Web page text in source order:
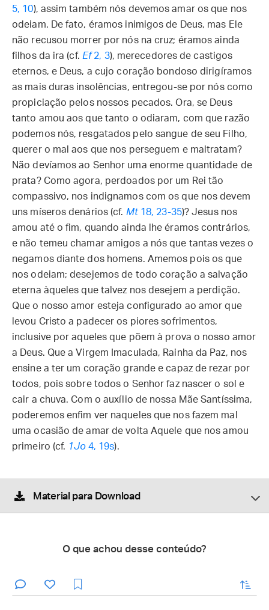
5, 10), assim também nós devemos amar os que nos
odeiam. De fato, éramos inimigos de Deus, mas Ele
não recusou morrer por nós na cruz; éramos ainda
filhos da ira (cf. Ef2, 3), merecedores de castigos
eternos, e Deus, a cujo coração bondoso dirigíramos
as mais duras insolências, entregou-se por nós como
propiciação pelos nossos pecados. Ora, se Deus
tanto amou aos que tanto o odiaram, com que razão
podemos nós, resgatados pelo sangue de seu Filho,
querer o mal aos que nos perseguem e maltratam?
Não devíamos ao Senhor uma enorme quantidade de
prata? Como agora, perdoados por um Rei tão
compassivo, nos indignamos com os que nos devem
uns míseros denários (cf. Mt18, 23-35)? Jesus nos
amou até o fim, quando ainda lhe éramos contrários,
e não temeu chamar amigos a nós que tantas vezes o
negamos diante dos homens. Amemos pois os que
nos odeiam; desejemos de todo coração a salvação
eterna àqueles que talvez nos desejem a perdição.
Que o nosso amor esteja configurado ao amor que
levou Cristo a padecer os piores sofrimentos,
inclusive por aqueles que põem à prova o nosso amor
a Deus. Que a Virgem Imaculada, Rainha da Paz, nos
ensine a ter um coração grande e capaz de rezar por
todos, pois sobre todos o Senhor faz nascer o sol e
cair a chuva. Com o auxílio de nossa Mãe Santíssima,
poderemos enfim ver naqueles que nos fazem mal
uma ocasião de amar de volta Aquele que nos amou
primeiro (cf. 1Jo4, 19s).
Material para Download
O que achou desse conteúdo?
enviar